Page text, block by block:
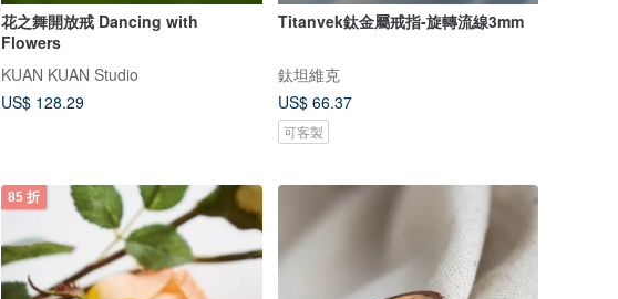
花之舞開放戒 Dancing with
Flowers
KUAN KUAN Studio
US$ 128.29
Titanvek鈦金屬戒指-旋轉流線3mm
鈦坦維克
US$ 66.37
可客製
85 折